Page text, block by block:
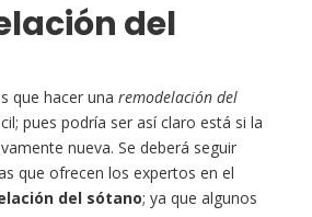
del
que hacer una remodelación del
pues podría ser así claro está si la
nueva. Se deberá seguir
que ofrecen los expertos en el
del sótano; ya que algunos